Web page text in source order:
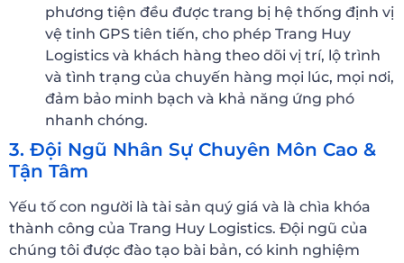
phương tiện đều được trang bị hệ thống định vị
vệ tinh GPS tiên tiến, cho phép Trang Huy
Logistics và khách hàng theo dõi vị trí, lộ trình
và tình trạng của chuyến hàng mọi lúc, mọi nơi,
đảm bảo minh bạch và khả năng ứng phó
nhanh chóng.
3. Đội Ngũ Nhân Sự Chuyên Môn Cao &
Tận Tâm
Yếu tố con người là tài sản quý giá và là chìa khóa
thành công của Trang Huy Logistics. Đội ngũ của
chúng tôi được đào tạo bài bản, có kinh nghiệm